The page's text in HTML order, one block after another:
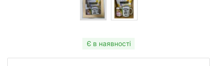
Є в наявності